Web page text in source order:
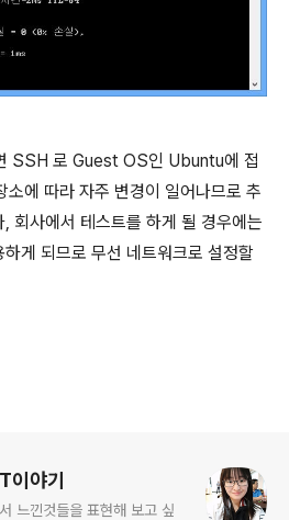
SSH 로 Guest OS인 Ubuntu에 접
에 따라 자주 변경이 일어나므로 추
회사에서 테스트를 하게 될 경우에는
게 되므로 무선 네트워크로 설정할
이야기
느낀것들을 표현해 보고 싶